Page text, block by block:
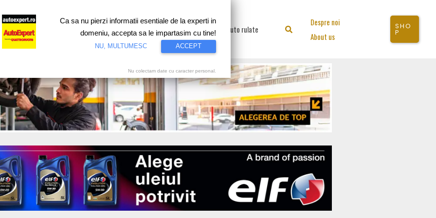
Test drive Motorsport Proiecte speciale Video Auto rulate Search
Despre noi
About us
SHO
P
Ca sa nu pierzi informatii esentiale de la experti in
domeniu, accepta sa le impartasim cu tine!
NU, MULTUMESC ACCEPT
Nu colectam date cu caracter personal.